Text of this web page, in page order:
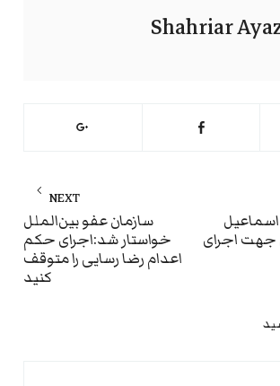
Shahriar
اسماعیل
جهت اجرای
NEXT
سازمان عفو بین‌الملل
خواستار شد:اجرای حکم
اعدام رضا رسایی را متوقف
کنید